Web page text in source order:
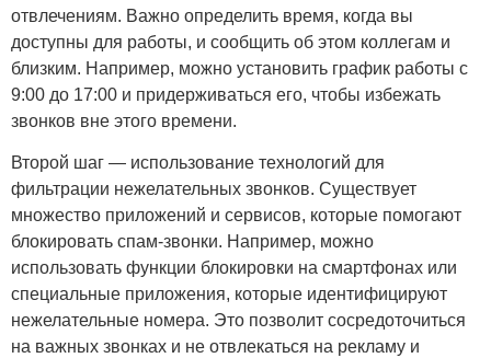
отвлечениям. Важно определить время, когда вы
доступны для работы, и сообщить об этом коллегам и
близким. Например, можно установить график работы с
9:00 до 17:00 и придерживаться его, чтобы избежать
звонков вне этого времени.
Второй шаг — использование технологий для
фильтрации нежелательных звонков. Существует
множество приложений и сервисов, которые помогают
блокировать спам-звонки. Например, можно
использовать функции блокировки на смартфонах или
специальные приложения, которые идентифицируют
нежелательные номера. Это позволит сосредоточиться
на важных звонках и не отвлекаться на рекламу и